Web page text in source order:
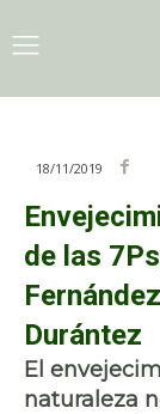
18/11/2019
de las
Durántez
El
naturaleza